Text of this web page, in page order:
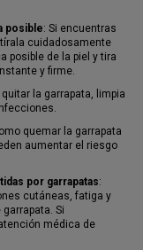
posible: Si encuentras
cuidadosamente
posible de la piel y tira
y firme.
la garrapata, limpia
quemar la garrapata
aumentar el riesgo
por garrapatas:
cutáneas, fatiga y
Si
médica de